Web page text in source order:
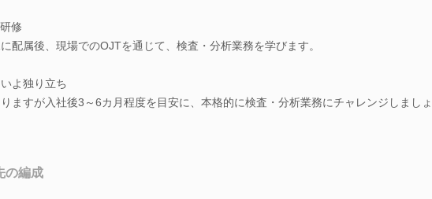
修
配属後、現場でのOJTを通じて、検査・分析業務を学びます。
よ独り立ち
りますが入社後3～6カ月程度を目安に、本格的に検査・分析業務にチャレンジしましょ
の編成